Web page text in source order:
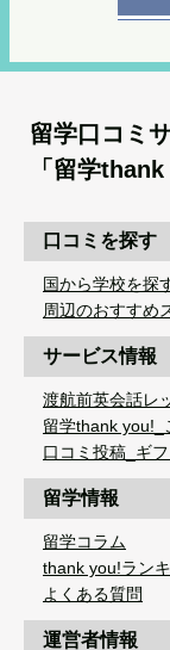
留学口コミ
「留学thank
口コミを探す
国から学校を探
周辺のおすすめ
サービス情報
渡航前英会話レ
留学thank you!_
口コミ投稿_ギ
留学情報
留学コラム
thank you!ラン
よくある質問
運営者情報